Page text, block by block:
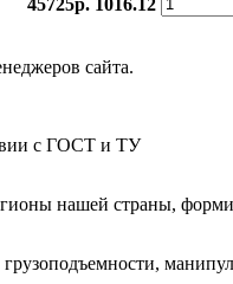
45725р. 1016.12
сайта.
с ГОСТ и ТУ
нашей страны,